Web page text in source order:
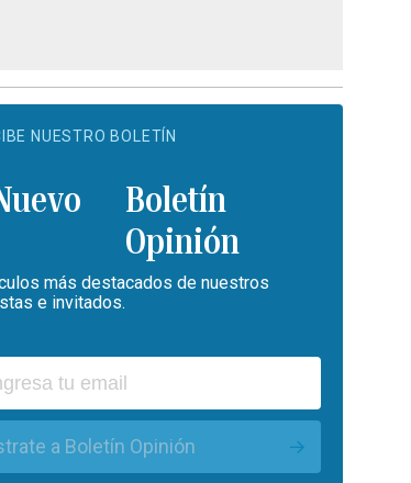
NUESTRO BOLETÍN
Boletín
Opinión
más destacados de nuestros
e invitados.
a Boletín Opinión